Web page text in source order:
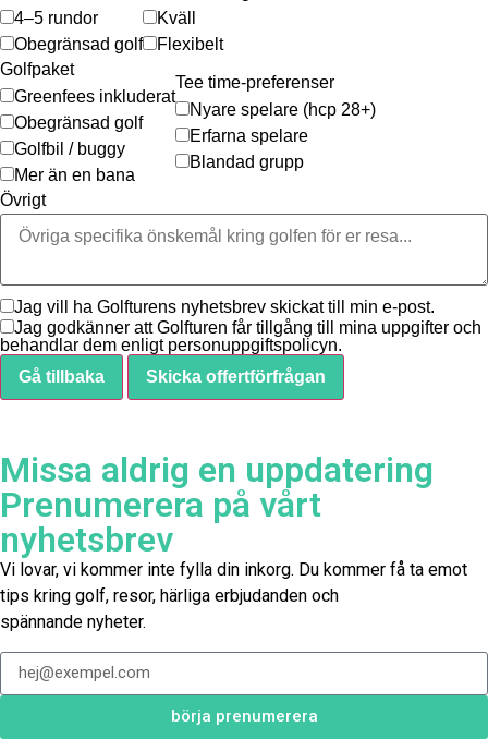
4–5 rundor
Obegränsad golf
Kväll
Flexibelt
Golfpaket
Greenfees inkluderat
Obegränsad golf
Golfbil / buggy
Mer än en bana
Tee time-preferenser
Nyare spelare (hcp 28+)
Erfarna spelare
Blandad grupp
Övrigt
Jag vill ha Golfturens nyhetsbrev skickat till min e-post.
Jag godkänner att Golfturen får tillgång till mina uppgifter och
behandlar dem enligt personuppgiftspolicyn.
Gå tillbaka
Skicka offertförfrågan
Missa aldrig en uppdatering
Prenumerera på vårt
nyhetsbrev
Vi lovar, vi kommer inte fylla din inkorg. Du kommer få ta emot
tips kring golf, resor, härliga erbjudanden och
spännande nyheter.
börja prenumerera